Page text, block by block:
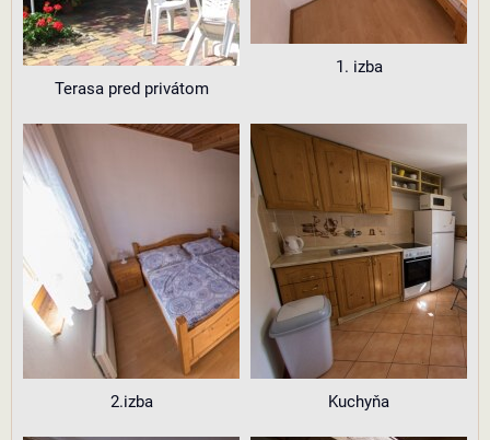
Terasa pred privátom
1. izba
2.izba Kuchyňa